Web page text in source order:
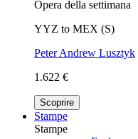
Opera della settimana
YYZ to MEX (S)
Peter Andrew Lusztyk
1.622 €
Scoprire
Stampe
Stampe